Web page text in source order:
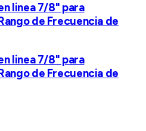
linea 7/8" para
de Frecuencia de
linea 7/8" para
de Frecuencia de